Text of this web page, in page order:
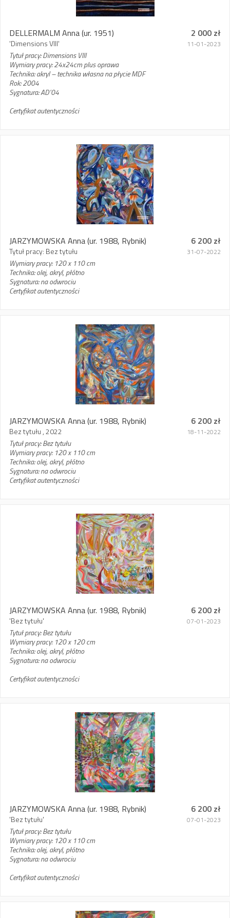
DELLERMALM Anna(ur. 1951)
'Dimensions VIII'
Tytuł pracy: Dimensions VIII
Wymiary pracy: 24x24cm plus oprawa
Technika: akryl – technika własna na płycie MDF
Rok: 2004
Sygnatura: AD’04
Certyfikat autentyczności
2 000 zł
11-01-2023
JARZYMOWSKA Anna(ur. 1988, Rybnik)
Tytuł pracy: Bez tytułu
Wymiary pracy: 120 x 110 cm
Technika: olej, akryl, płótno
Sygnatura: na odwrociu
Certyfikat autentyczności
6 200 zł
31-07-2022
JARZYMOWSKA Anna(ur. 1988, Rybnik)
Bez tytułu , 2022
Tytuł pracy: Bez tytułu
Wymiary pracy: 120 x 110 cm
Technika: olej, akryl, płótno
Sygnatura: na odwrociu
Certyfikat autentyczności
6 200 zł
18-11-2022
JARZYMOWSKA Anna(ur. 1988, Rybnik)
'Bez tytułu'
Tytuł pracy: Bez tytułu
Wymiary pracy: 120 x 120 cm
Technika: olej, akryl, płótno
Sygnatura: na odwrociu
Certyfikat autentyczności
6 200 zł
07-01-2023
JARZYMOWSKA Anna(ur. 1988, Rybnik)
'Bez tytułu'
Tytuł pracy: Bez tytułu
Wymiary pracy: 120 x 110 cm
Technika: olej, akryl, płótno
Sygnatura: na odwrociu
Certyfikat autentyczności
6 200 zł
07-01-2023